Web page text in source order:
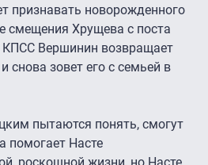
признавать новорожденного
смещения Хрущева с поста
КПСС Вершинин возвращает
снова зовет его с семьей в
пытаются понять, смогут
помогает Насте